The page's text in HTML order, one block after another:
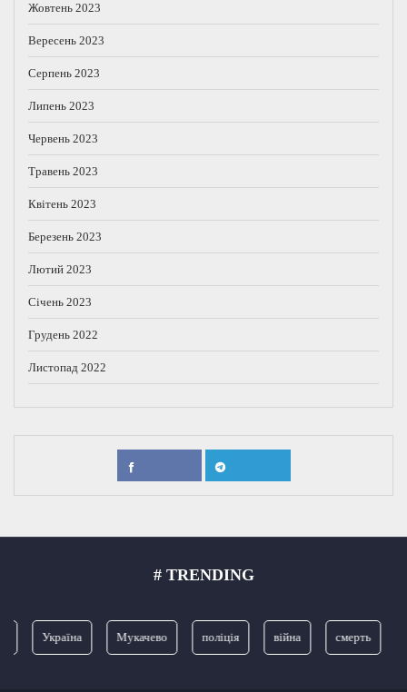
Жовтень 2023
Вересень 2023
Серпень 2023
Липень 2023
Червень 2023
Травень 2023
Квітень 2023
Березень 2023
Лютий 2023
Січень 2023
Грудень 2022
Листопад 2022
# TRENDING
Україна Мукачево поліція війна смерть